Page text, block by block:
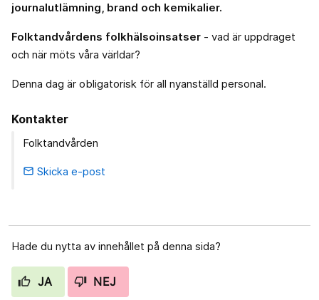
journalutlämning, brand och kemikalier.
Folktandvårdens folkhälsoinsatser - vad är uppdraget
och när möts våra världar?
Denna dag är obligatorisk för all nyanställd personal.
Kontakter
Folktandvården
email Skicka e-post
Hade du nytta av innehållet på denna sida?
JA NEJ